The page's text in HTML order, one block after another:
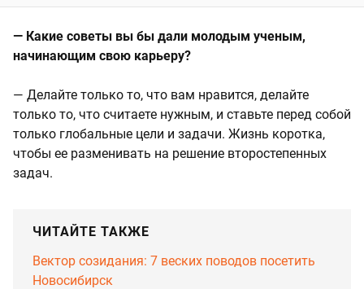
— Какие советы вы бы дали молодым ученым,
начинающим свою карьеру?
— Делайте только то, что вам нравится, делайте
только то, что считаете нужным, и ставьте перед собой
только глобальные цели и задачи. Жизнь коротка,
чтобы ее разменивать на решение второстепенных
задач.
ЧИТАЙТЕ ТАКЖЕ
Вектор созидания: 7 веских поводов посетить
Новосибирск